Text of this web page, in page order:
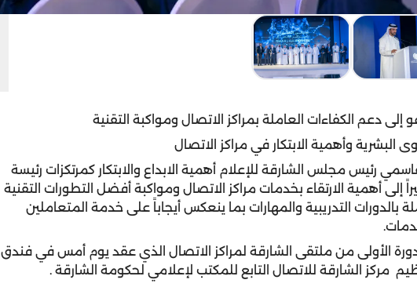
دعم الكفاءات العاملة بمراكز الاتصال ومواكبة التقنية
البشرية وأهمية الابتكار في مراكز الاتصال
رئيس مجلس الشارقة للإعلام أهمية الابداع والابتكار كمرتكزات رئيسة
إلى أهمية الارتقاء بخدمات مراكز الاتصال ومواكبة أفضل التطورات التقنية
بالدورات التدريبية والمهارات بما ينعكس أيجاباً على خدمة المتعاملين
الأولى من ملتقى الشارقة لمراكز الاتصال الذي عقد يوم أمس في فندق
مركز الشارقة للاتصال التابع للمكتب لإعلامي لحكومة الشارقة .